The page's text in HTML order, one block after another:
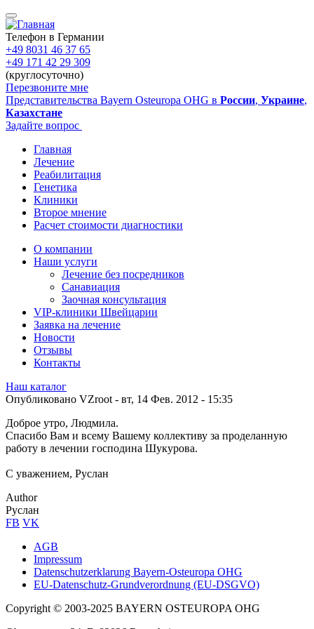
Перейти
к
основному
содержанию
Телефон в Германии
+49 8031 46 37 65
+49 171 42 29 309
(круглосуточно)
Перезвоните мне
Представительства Bayern Osteuropa OHG в России, Украине,
Казахстане
Задайте вопрос
Main
navigation
Главная
Лечение
Реабилитация
Генетика
Клиники
Второе мнение
Расчет стоимости диагностики
Sidebar
О компании
Наши услуги
Лечение без посредников
Санавиация
Заочная консультация
VIP-клиники Швейцарии
Заявка на лечение
Новости
Отзывы
Контакты
Наш каталог
Опубликовано VZroot - вт, 14 Фев. 2012 - 15:35
Доброе утро, Людмила.
Спасибо Вам и всему Вашему коллективу за проделанную
работу в лечении господина Шукурова.
С уважением, Руслан
Author
Руслан
FB VK
Sub
footer
AGB
Impressum
Datenschutzerklarung Bayern-Osteuropa OHG
EU-Datenschutz-Grundverordnung (EU-DSGVO)
Copyright © 2003-2025 BAYERN OSTEUROPA OHG